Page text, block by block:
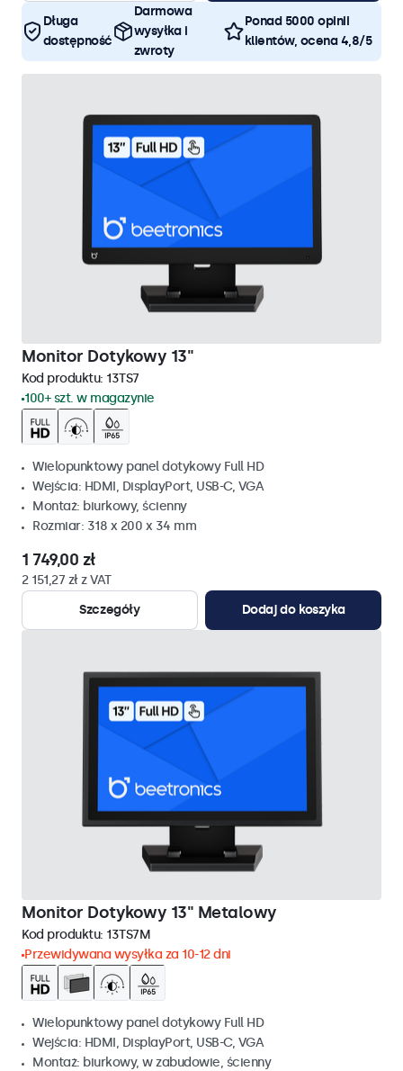
Długa
dostępność
Darmowa
wysyłka i
zwroty
Ponad 5000 opinii
klientów, ocena 4,8/5
Monitor Dotykowy 13"
Kod produktu: 13TS7
100+ szt. w magazynie
Wielopunktowy panel dotykowy Full HD
Wejścia: HDMI, DisplayPort, USB-C, VGA
Montaż: biurkowy, ścienny
Rozmiar: 318 x 200 x 34 mm
1 749,00 zł
2 151,27 zł z VAT
Szczegóły
Dodaj do koszyka
Monitor Dotykowy 13" Metalowy
Kod produktu: 13TS7M
Przewidywana wysyłka za 10-12 dni
Wielopunktowy panel dotykowy Full HD
Wejścia: HDMI, DisplayPort, USB-C, VGA
Montaż: biurkowy, w zabudowie, ścienny